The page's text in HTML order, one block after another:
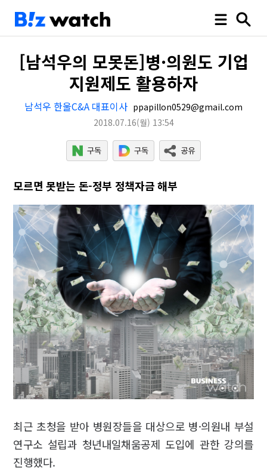
[남석우의 모못돈]병·의원도 기업
지원제도 활용하자
남석우 한울C&A 대표이사 ppapillon0529@gmail.com
2018.07.16(월) 13:54
모르면 못받는 돈-정부 정책자금 해부
최근 초청을 받아 병원장들을 대상으로 병·의원내 부설
연구소 설립과 청년내일채움공제 도입에 관한 강의를
진행했다.